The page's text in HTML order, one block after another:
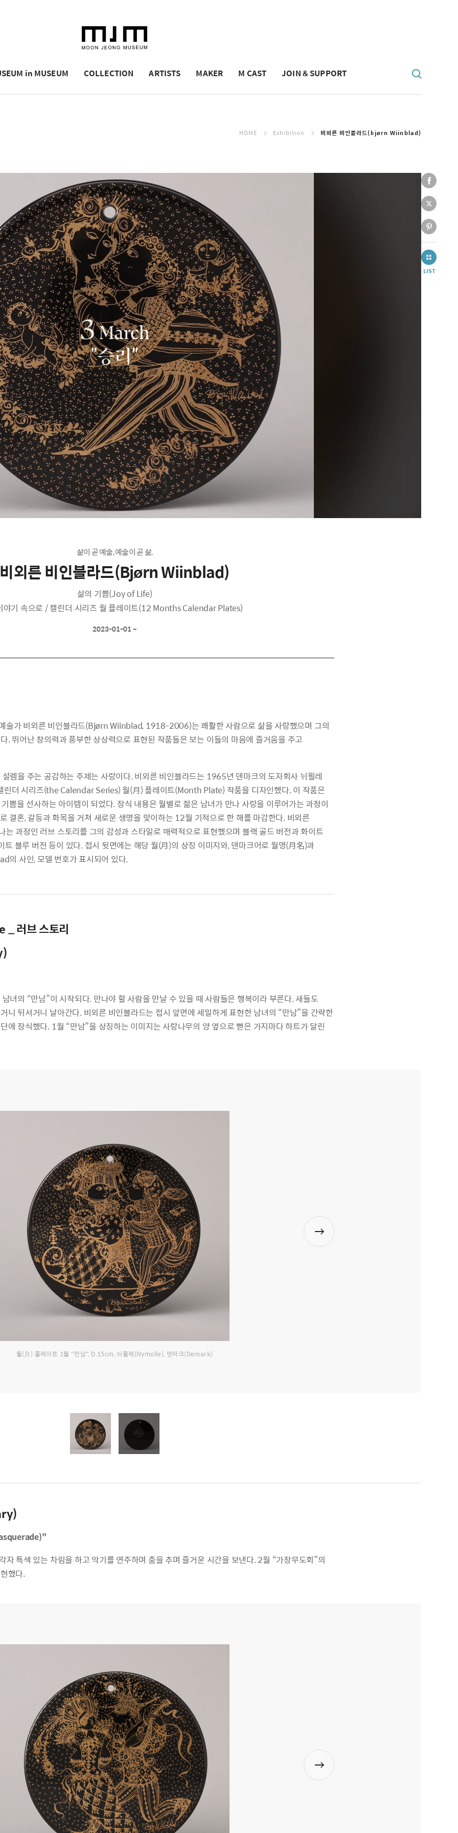
in MUSEUM COLLECTION ARTISTS MAKER M CAST JOIN & SUPPORT
HOME Exhibition 비외른 비인블라드(bjørn Wiinblad)
삶이 곧 예술, 예술이 곧 삶,
비외른 비인블라드(Bjørn Wiinblad)
삶의 기쁨(Joy of Life)
야기 속으로 / 캘린더 시리즈 월 플레이트(12 Months Calendar Plates)
2023-01-01 ~
술가 비외른 비인블라드(Bjørn Wiinblad, 1918-2006)는 쾌활한 사람으로 삶을 사랑했으며 그의
. 뛰어난 창의력과 풍부한 상상력으로 표현된 작품들은 보는 이들의 마음에 즐거움을 주고
렘을 주는 공감하는 주제는 사랑이다. 비외른 비인블라드는 1965년 덴마크의 도자회사 뉘묄레
더 시리즈(the Calendar Series) 월(月) 플레이트(Month Plate) 작품을 디자인했다. 이 작품은
쁨을 선사하는 아이템이 되었다. 장식 내용은 월별로 젊은 남녀가 만나 사랑을 이루어가는 과정이
결혼, 갈등과 화목을 거쳐 새로운 생명을 맞이하는 12월 기적으로 한 해를 마감한다. 비외른
는 과정인 러브 스토리를 그의 감성과 스타일로 매력적으로 표현했으며 블랙 골드 버전과 화이트
트 블루 버전 등이 있다. 접시 뒷면에는 해당 월(月)의 상징 이미지와, 덴마크어로 월명(月名)과
사인, 모델 번호가 표시되어 있다.
_러브 스토리
녀의 “만남”이 시작되다. 만나야 할 사람을 만날 수 있을 때 사람들은 행복이라 부른다. 새들도
니 뒤서거니 날아간다. 비외른 비인블라드는 접시 앞면에 세밀하게 표현한 남녀의 “만남”을 간략한
에 장식했다. 1월 “만남”을 상징하는 이미지는 사랑나무의 양 옆으로 뻗은 가지마다 하트가 달린
월(月) 플레이트 1월 "만남", D.15cm, 뉘묄레(Nymolle), 덴마크(Demark)
자 특색 있는 차림을 하고 악기를 연주하며 춤을 추며 즐거운 시간을 보낸다. 2월 “가장무도회”의
했다.